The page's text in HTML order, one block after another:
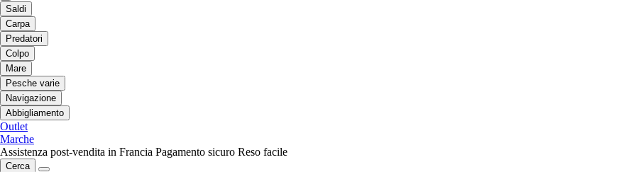
Saldi
Carpa
Predatori
Colpo
Mare
Pesche varie
Navigazione
Abbigliamento
Outlet
Marche
Assistenza post-vendita in Francia Pagamento sicuro Reso facile
Cerca